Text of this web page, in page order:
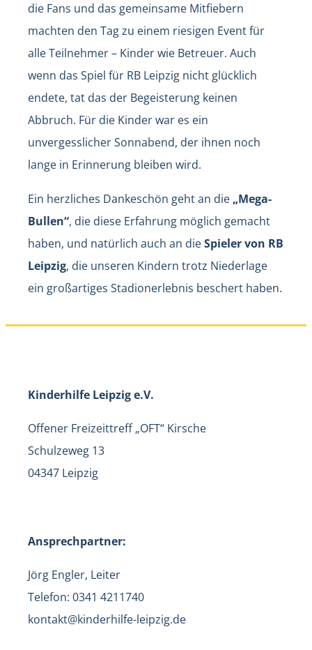
die Fans und das gemeinsame Mitfiebern
machten den Tag zu einem riesigen Event für
alle Teilnehmer – Kinder wie Betreuer. Auch
wenn das Spiel für RB Leipzig nicht glücklich
endete, tat das der Begeisterung keinen
Abbruch. Für die Kinder war es ein
unvergesslicher Sonnabend, der ihnen noch
lange in Erinnerung bleiben wird.
Ein herzliches Dankeschön geht an die „Mega-
Bullen“, die diese Erfahrung möglich gemacht
haben, und natürlich auch an dieSpieler von RB
Leipzig, die unseren Kindern trotz Niederlage
ein großartiges Stadionerlebnis beschert haben.
Kinderhilfe Leipzig e.V.
Offener Freizeittreff „OFT“ Kirsche
Schulzeweg 13
04347 Leipzig
Ansprechpartner:
Jörg Engler, Leiter
Telefon: 0341 4211740
kontakt@kinderhilfe-leipzig.de